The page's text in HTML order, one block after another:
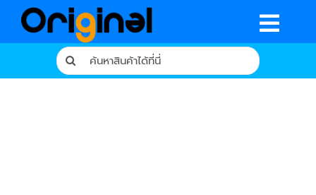
content
หน้าหลัก
Search
for: